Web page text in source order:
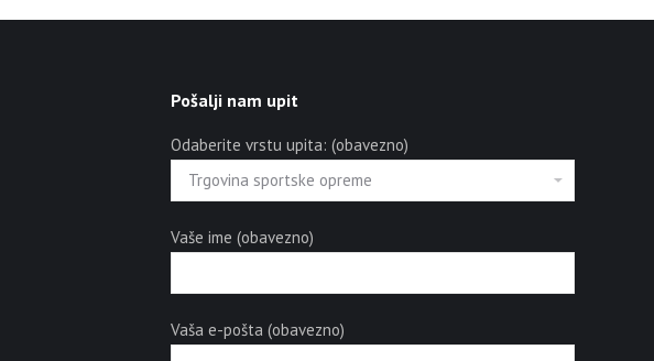
Pošalji nam upit
Odaberite vrstu upita: (obavezno)
Vaše ime (obavezno)
Vaša e-pošta (obavezno)